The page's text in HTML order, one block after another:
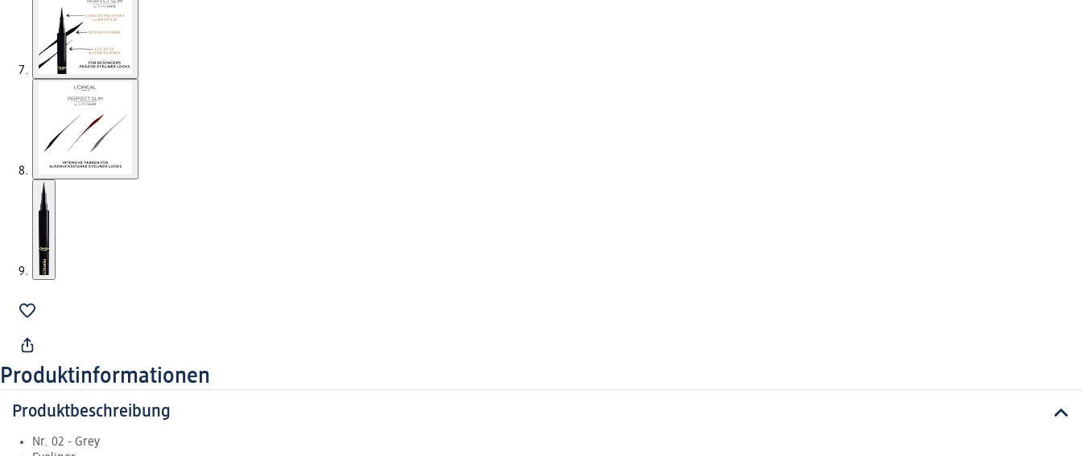
Produktinformationen
Produktbeschreibung
Nr. 02 - Grey